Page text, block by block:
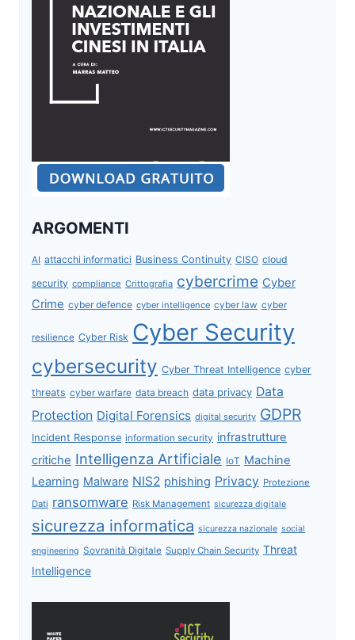
ARGOMENTI
AI attacchi informatici Business Continuity CISO cloud
security compliance Crittografia cybercrime Cyber
Crime cyber defence cyber intelligence cyber law cyber
resilience Cyber Risk Cyber Security
cybersecurity Cyber Threat Intelligence cyber
threats cyber warfare data breach data privacy Data
Protection Digital Forensics digital security GDPR
Incident Response information security infrastrutture
critiche Intelligenza Artificiale IoT Machine
Learning Malware NIS2 phishing Privacy Protezione
Dati ransomware Risk Management sicurezza digitale
sicurezza informatica sicurezza nazionale social
engineering Sovranità Digitale Supply Chain Security Threat
Intelligence